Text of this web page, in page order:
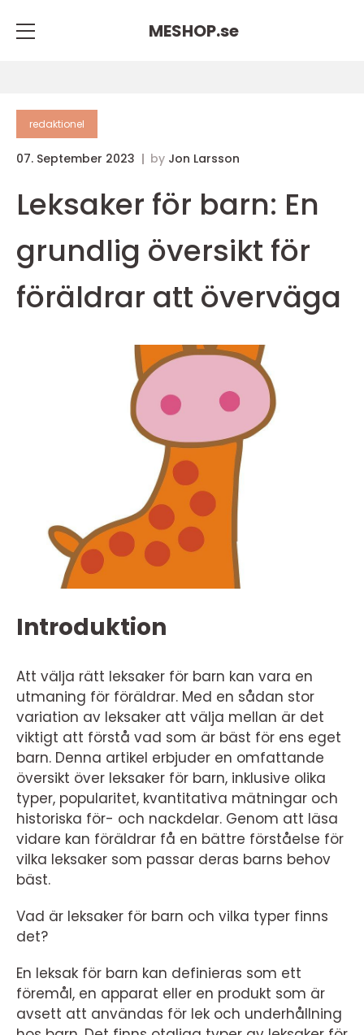
MESHOP.se
redaktionel
07. September 2023 by Jon Larsson
Leksaker för barn: En
grundlig översikt för
föräldrar att överväga
Introduktion
Att välja rätt leksaker för barn kan vara en
utmaning för föräldrar. Med en sådan stor
variation av leksaker att välja mellan är det
viktigt att förstå vad som är bäst för ens eget
barn. Denna artikel erbjuder en omfattande
översikt över leksaker för barn, inklusive olika
typer, popularitet, kvantitativa mätningar och
historiska för- och nackdelar. Genom att läsa
vidare kan föräldrar få en bättre förståelse för
vilka leksaker som passar deras barns behov
bäst.
Vad är leksaker för barn och vilka typer finns
det?
En leksak för barn kan definieras som ett
föremål, en apparat eller en produkt som är
avsett att användas för lek och underhållning